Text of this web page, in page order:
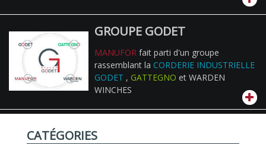
GROUPE GODET
MANUFOR fait parti d'un groupe
rassemblant la CORDERIE INDUSTRIELLE
GODET , GATTEGNO et WARDEN
WINCHES
CATÉGORIES